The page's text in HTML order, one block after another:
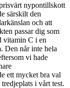
nypontillskott
särskilt den
och att
passar dig som
vitamin C i en
Den når inte hela
vi hade
ett mycket bra val
i vårt test.